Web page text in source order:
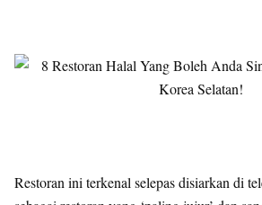
Restoran ini terkenal selepas disiarkan di